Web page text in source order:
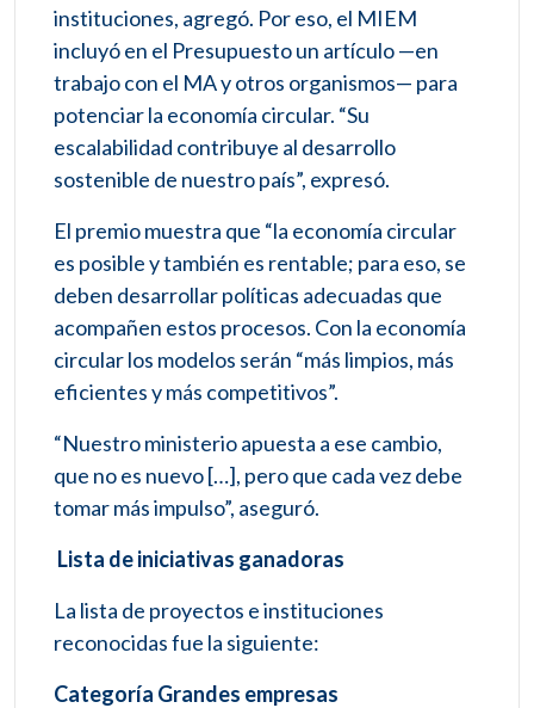
instituciones, agregó. Por eso, el MIEM
incluyó en el Presupuesto un artículo —en
trabajo con el MA y otros organismos— para
potenciar la economía circular. “Su
escalabilidad contribuye al desarrollo
sostenible de nuestro país”, expresó.
El premio muestra que “la economía circular
es posible y también es rentable; para eso, se
deben desarrollar políticas adecuadas que
acompañen estos procesos. Con la economía
circular los modelos serán “más limpios, más
eficientes y más competitivos”.
“Nuestro ministerio apuesta a ese cambio,
que no es nuevo […], pero que cada vez debe
tomar más impulso”, aseguró.
Lista de iniciativas ganadoras
La lista de proyectos e instituciones
reconocidas fue la siguiente:
Categoría Grandes empresas